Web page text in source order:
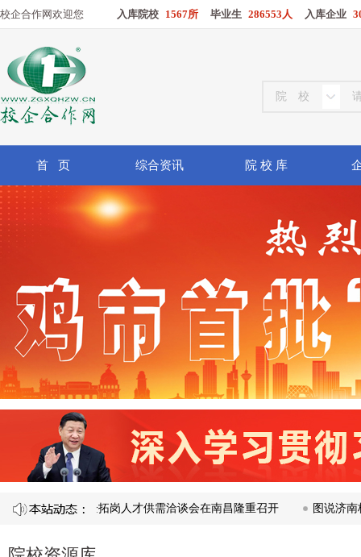
校企合作网欢迎您 入库院校 1567所 毕业生 286553人 入库企业
首 页 综合资讯 院 校 库
合作暨访企拓岗人才供需洽谈会在南昌隆重召开​ 图说济南校